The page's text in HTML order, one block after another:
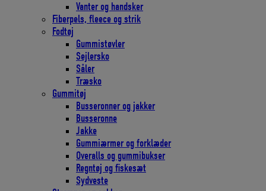
Vanter og handsker
Fiberpels, fleece og strik
Fodtøj
Gummistøvler
Sejlersko
Såler
Træsko
Gummitøj
Busseronner og jakker
Busseronne
Jakke
Gummiærmer og forklæder
Overalls og gummibukser
Regntøj og fiskesæt
Sydveste